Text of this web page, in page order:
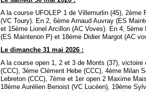
A la course UFOLEP 1 de Villemurlin (45), 2ème
(VC Toury). En 2, 6ème Arnaud Auvray (ES
et 15ème Lionel Arcillon (AC Voves). En 4,
(ES Maintenon P) et 18ème Didier Margot (AC
Le dimanche 31 mai 2026 :
A la course open 1, 2 et 3 de Monts (37),
(CCC), 3ème Clément Hebe (CCC), 4ème Milan
Lebreton (CCC), 7ème et 1er open 2 Maxime
18ème Aurélien Benoist (VC Lucéen), 19ème